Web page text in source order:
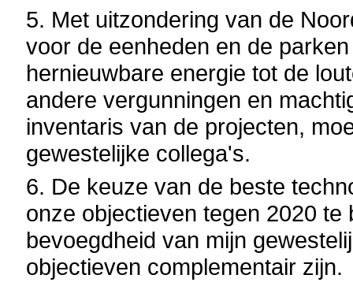
5. Met uitzondering van de
voor de eenheden en de
hernieuwbare energie tot de
andere vergunningen en
inventaris van de projecten,
gewestelijke collega's.
6. De keuze van de beste
onze objectieven tegen 2020
bevoegdheid van mijn
objectieven complementair zijn.